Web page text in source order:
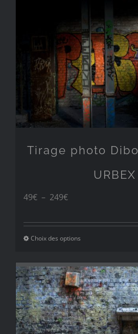
Tirage photo
URBEX
49€ – 249€Plage
prix :
à
249€
Choix des options